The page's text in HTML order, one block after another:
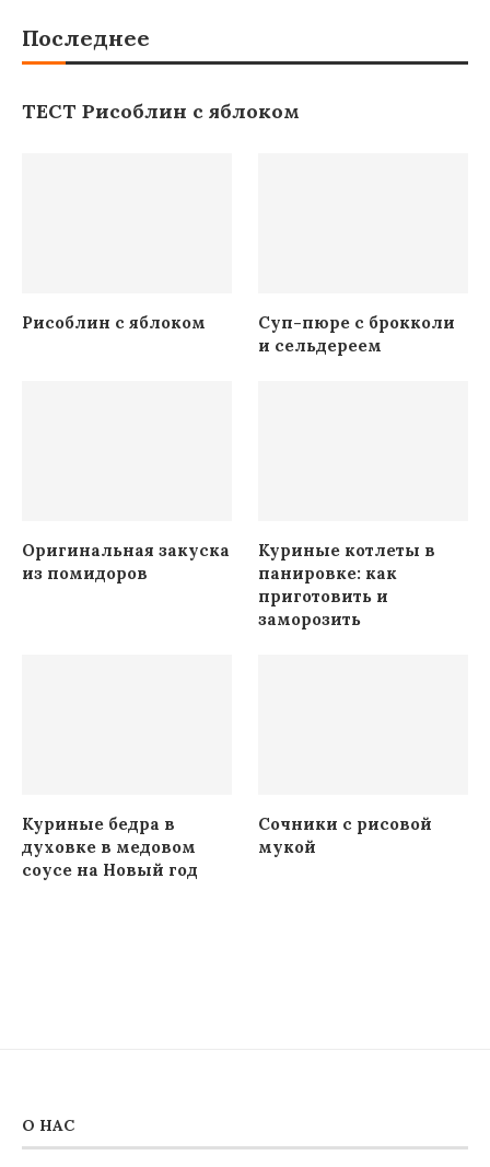
Последнее
ТЕСТ Рисоблин с яблоком
Рисоблин с яблоком
Суп-пюре с брокколи
и сельдереем
Оригинальная закуска
из помидоров
Куриные котлеты в
панировке: как
приготовить и
заморозить
Куриные бедра в
духовке в медовом
соусе на Новый год
Сочники с рисовой
мукой
О НАС